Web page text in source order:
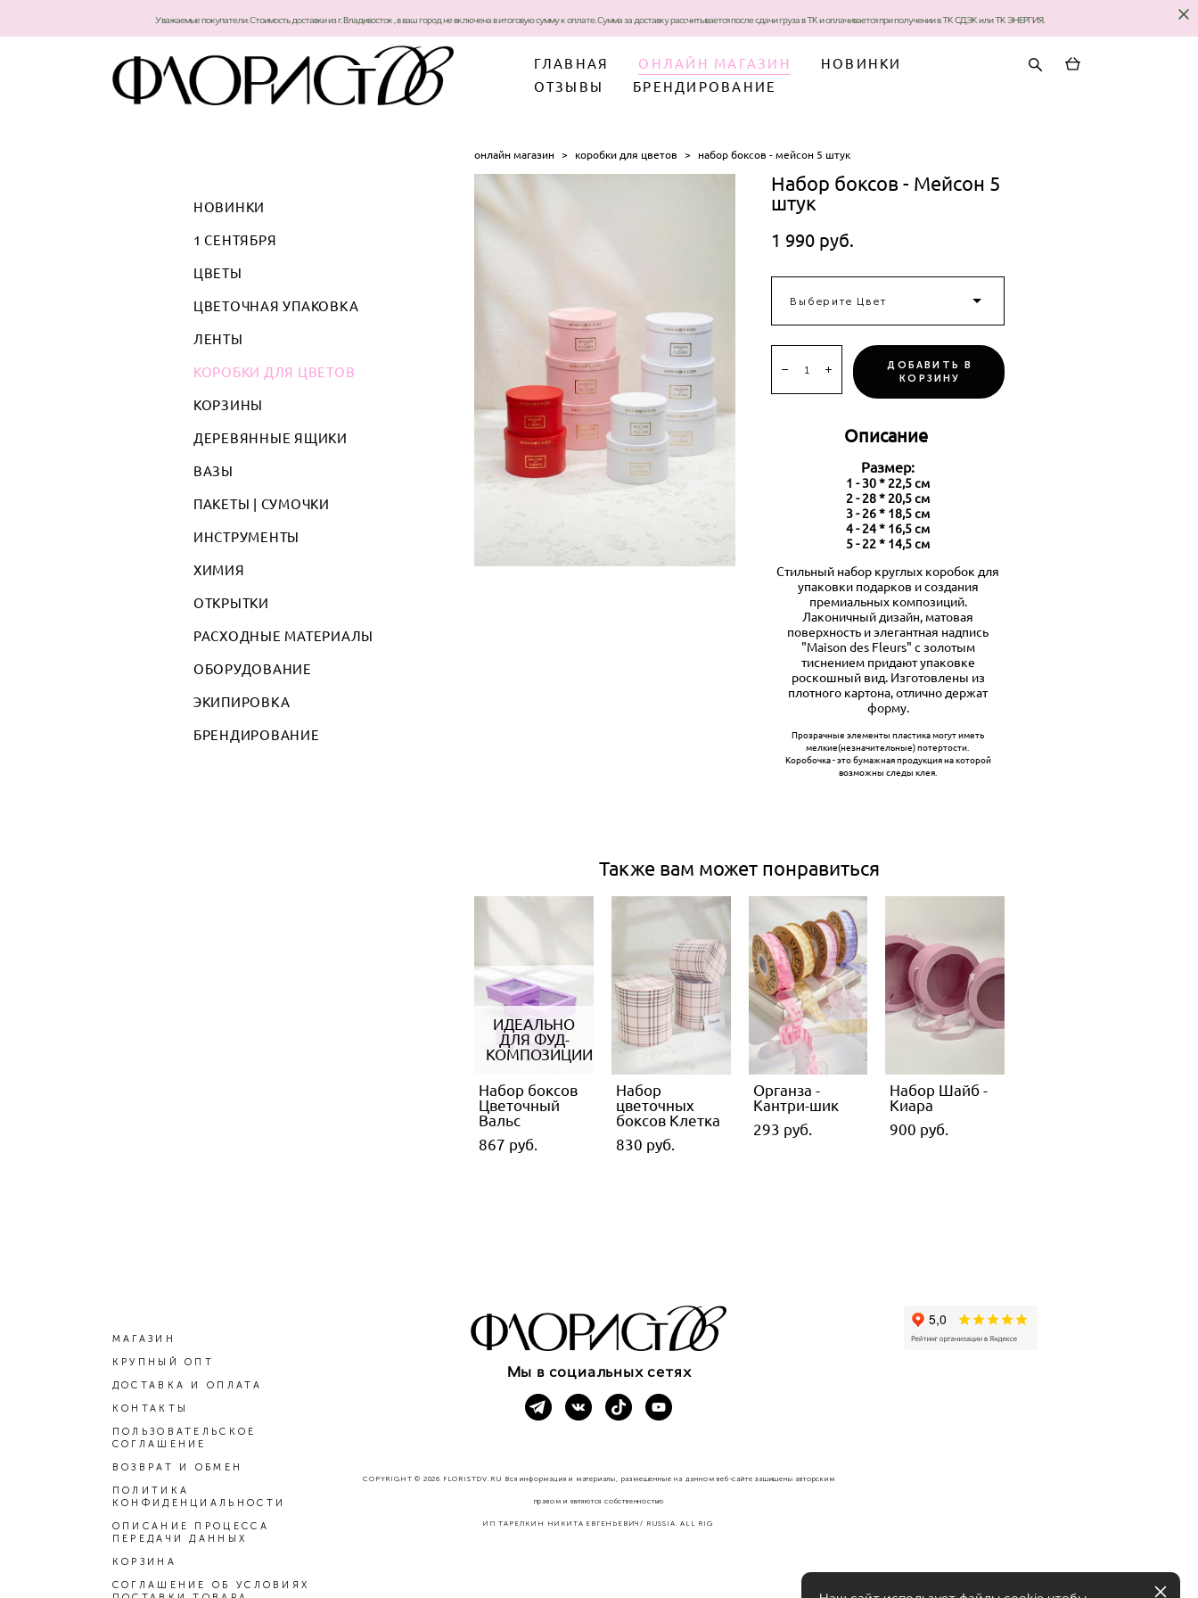
Уважаемые покупатели. Стоимость доставки из г. Владивосток , в ваш город не включена в итоговую сумму к оплате. Сумма за доставку рассчитывается после сдачи груза в ТК и оплачивается при получении в ТК СДЭК или ТК ЭНЕРГИЯ.
ГЛАВНАЯ ОНЛАЙН МАГАЗИН
НОВИНКИ
ОТЗЫВЫ
БРЕНДИРОВАНИЕ
НОВИНКИ
1 СЕНТЯБРЯ
ЦВЕТЫ
ЦВЕТОЧНАЯ УПАКОВКА
ЛЕНТЫ
КОРОБКИ ДЛЯ ЦВЕТОВ
КОРЗИНЫ
ДЕРЕВЯННЫЕ ЯЩИКИ
ВАЗЫ
ПАКЕТЫ | СУМОЧКИ
ИНСТРУМЕНТЫ
ХИМИЯ
ОТКРЫТКИ
РАСХОДНЫЕ МАТЕРИАЛЫ
ОБОРУДОВАНИЕ
ЭКИПИРОВКА
БРЕНДИРОВАНИЕ
онлайн магазин > коробки для цветов > набор боксов - мейсон 5 штук
Набор боксов - Мейсон 5
штук
1 990 pуб.
Выберите Цвет
ДОБАВИТЬ В
КОРЗИНУ
Описание
Размер:
1 - 30 * 22,5 см
2 - 28 * 20,5 см
3 - 26 * 18,5 см
4 - 24 * 16,5 см
5 - 22 * 14,5 см
Стильный набор круглых коробок для
упаковки подарков и создания
премиальных композиций.
Лаконичный дизайн, матовая
поверхность и элегантная надпись
"Maison des Fleurs" с золотым
тиснением придают упаковке
роскошный вид. Изготовлены из
плотного картона, отлично держат
форму.
Прозрачные элементы пластика могут иметь
мелкие(незначительные) потертости.
Коробочка - это бумажная продукция на которой
возможны следы клея.
Также вам может понравиться
ИДЕАЛЬНО
ДЛЯ ФУД-
КОМПОЗИЦИИ
Набор боксов
Цветочный
Вальс
867 pуб.
Набор
цветочных
боксов Клетка
830 pуб.
Органза -
Кантри-шик
293 pуб.
Набор Шайб -
Киара
900 pуб.
МАГАЗИН
КРУПНЫЙ ОПТ
ДОСТАВКА И ОПЛАТА
КОНТАКТЫ
ПОЛЬЗОВАТЕЛЬСКОЕ
СОГЛАШЕНИЕ
ВОЗВРАТ И ОБМЕН
ПОЛИТИКА
КОНФИДЕНЦИАЛЬНОСТИ
ОПИСАНИЕ ПРОЦЕССА
ПЕРЕДАЧИ ДАННЫХ
КОРЗИНА
СОГЛАШЕНИЕ ОБ УСЛОВИЯХ
Мы в социальных сетях
COPYRIGHT © 2026 FLORISTDV.RU Вся информация и материалы, размещенные на данном веб-сайте защищены авторским
правом и являются собственностью
ИП ТАРЕЛКИН НИКИТА ЕВГЕНЬЕВИЧ/ RUSSIA. ALL RIG